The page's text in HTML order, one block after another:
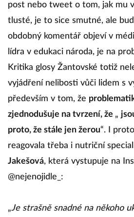
post nebo tweet o tom, jak mu
tlusté, je to sice smutné, ale
obdobný komentář objeví v
lídra v edukaci národa, je na
Kritika glosy Žantovské totiž
vyjádření nelibosti vůči lidem s
především v tom, že
zjednodušuje na tvrzení, že „
proto, že stále jen žerou“. I
reagovala třeba i nutriční
Jakešová, která vystupuje na
@nejenojidle_:
„Je strašně snadné na někoho